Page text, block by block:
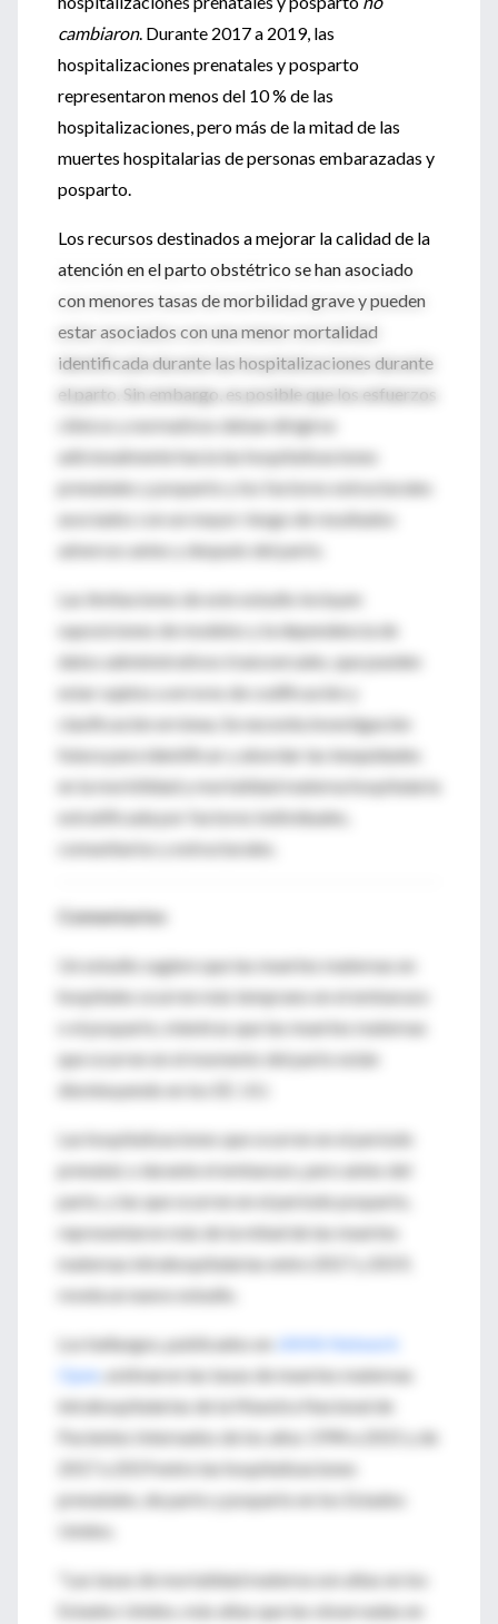
cambiaron. Durante 2017 a 2019, las
hospitalizaciones prenatales y posparto
representaron menos del 10 % de las
hospitalizaciones, pero más de la mitad de las
muertes hospitalarias de personas embarazadas y
posparto.
Los recursos destinados a mejorar la calidad de la
atención en el parto obstétrico se han asociado
con menores tasas de morbilidad grave y pueden
estar asociados con una menor mortalidad
identificada durante las hospitalizaciones durante
el parto. Sin embargo, es posible que los esfuerzos
clínicos y normativos deban dirigirse
adicionalmente hacia las hospitalizaciones
prenatales y posparto y los factores estructurales
asociados con un mayor riesgo de resultados
adversos antes y después del parto.
Las limitaciones de este estudio incluyen
suposiciones de modelos y la dependencia de
datos administrativos transversales, que pueden
estar sujetos a errores de codificación y
clasificación errónea. Se necesita investigación
futura para identificar y abordar las inequidades
en la morbilidad y mortalidad materna hospitalaria
estratificada por factores individuales,
comunitarios y estructurales.
Comentarios
Un estudio sugiere que las muertes maternas en
hospitales ocurren más temprano en el embarazo
o el posparto, mientras que las muertes maternas
que ocurren en el momento del parto están
disminuyendo en los EE. UU.
Las hospitalizaciones que ocurren en el período
prenatal, o durante el embarazo, pero antes del
parto, y las que ocurren en el período posparto,
representaron más de la mitad de las muertes
maternas intrahospitalarias entre 2017 y 2019,
revela un nuevo estudio.
Los hallazgos, publicados en
JAMA Network
Open , estimaron las tasas de muertes maternas
intrahospitalarias de la Muestra Nacional de
Pacientes Internados de los años 1994 a 2015 y de
2017 a 2019 entre las hospitalizaciones
prenatales, de parto y posparto en los Estados
Unidos.
"Las tasas de mortalidad materna son altas en los
Estados Unidos, más altas que las observadas en